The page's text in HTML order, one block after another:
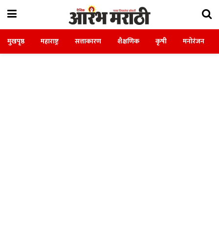
मुखपृष्ठ महाराष्ट्र सत्ताकारण शैक्षणिक कृषी मनोरंजन